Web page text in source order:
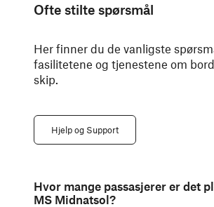
Ofte stilte spørsmål
Her finner du de vanligste
fasilitetene og tjenestene om
skip.
Hjelp og Support
Hvor mange passasjerer er det
MS Midnatsol?